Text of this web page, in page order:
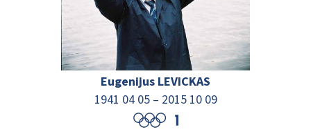
Eugenijus LEVICKAS
1941 04 05 – 2015 10 09